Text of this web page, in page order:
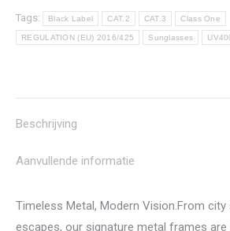
Tags: Black Label CAT.2 CAT.3 Class One
REGULATION (EU) 2016/425 Sunglasses
Beschrijving
Aanvullende informatie
Timeless Metal, Modern Vision.From
escapes, our signature metal frames